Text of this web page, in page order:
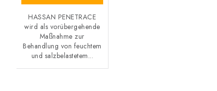
HASSAN PENETRACE
wird als vorübergehende
Maßnahme zur
Behandlung von feuchtem
und salzbelastetem...